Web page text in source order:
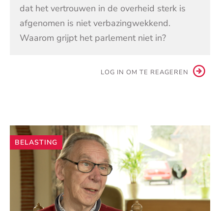
dat het vertrouwen in de overheid sterk is
afgenomen is niet verbazingwekkend.
Waarom grijpt het parlement niet in?
LOG IN OM TE REAGEREN
Andere
artikelen
BELASTING